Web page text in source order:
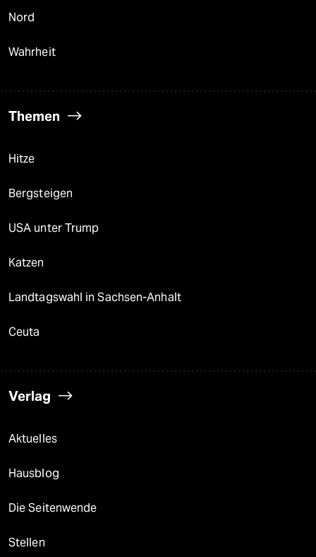
Nord
Wahrheit
Themen
Hitze
Bergsteigen
USA unter Trump
Katzen
Landtagswahl in Sachsen-Anhalt
Ceuta
Verlag
Aktuelles
Hausblog
Die Seitenwende
Stellen